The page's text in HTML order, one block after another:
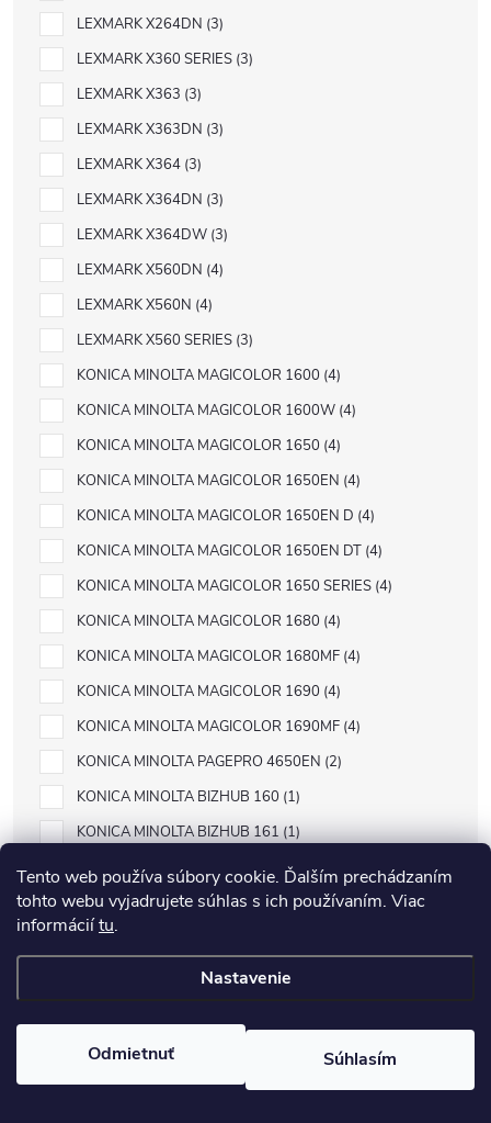
Tento web používa súbory cookie. Ďalším prechádzaním
tohto webu vyjadrujete súhlas s ich používaním. Viac
informáciítu.
Nastavenie
Odmietnuť Súhlasím
LEXMARK X264DN 3
LEXMARK X360 SERIES 3
LEXMARK X363 3
LEXMARK X363DN 3
LEXMARK X364 3
LEXMARK X364DN 3
LEXMARK X364DW 3
LEXMARK X560DN 4
LEXMARK X560N 4
LEXMARK X560 SERIES 3
KONICA MINOLTA MAGICOLOR 1600 4
KONICA MINOLTA MAGICOLOR 1600W 4
KONICA MINOLTA MAGICOLOR 1650 4
KONICA MINOLTA MAGICOLOR 1650EN 4
KONICA MINOLTA MAGICOLOR 1650EN D 4
KONICA MINOLTA MAGICOLOR 1650EN DT 4
KONICA MINOLTA MAGICOLOR 1650 SERIES 4
KONICA MINOLTA MAGICOLOR 1680 4
KONICA MINOLTA MAGICOLOR 1680MF 4
KONICA MINOLTA MAGICOLOR 1690 4
KONICA MINOLTA MAGICOLOR 1690MF 4
KONICA MINOLTA PAGEPRO 4650EN 2
KONICA MINOLTA BIZHUB 160 1
KONICA MINOLTA BIZHUB 161 1
KONICA MINOLTA DI1610
1
KONICA MINOLTA DI1610P 1
KONICA MINOLTA MAGICOLOR 2400
KONICA MINOLTA MAGICOLOR 2400 SERIES
KONICA MINOLTA MAGICOLOR 2430
KONICA MINOLTA MAGICOLOR 2430DL